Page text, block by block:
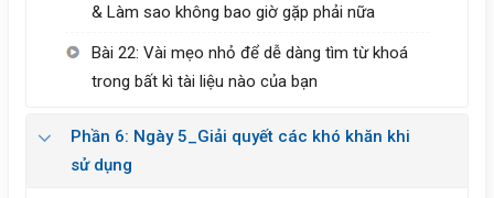
& Làm sao không bao giờ gặp phải nữa
Bài 22: Vài mẹo nhỏ để dễ dàng tìm từ khoá
trong bất kì tài liệu nào của bạn
Phần 6: Ngày 5_Giải quyết các khó khăn khi
sử dụng